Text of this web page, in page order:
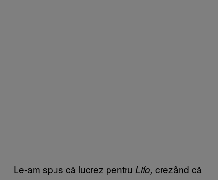
Le-am spus că lucrez pentru Lifo, crezând că